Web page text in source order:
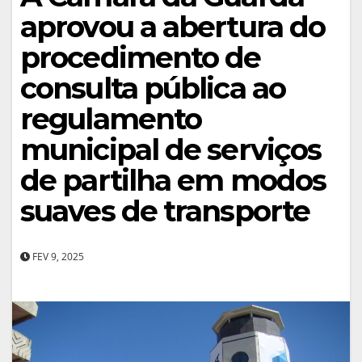
aprovou a abertura do
procedimento de
consulta pública ao
regulamento
municipal de serviços
de partilha em modos
suaves de transporte
FEV 9, 2025